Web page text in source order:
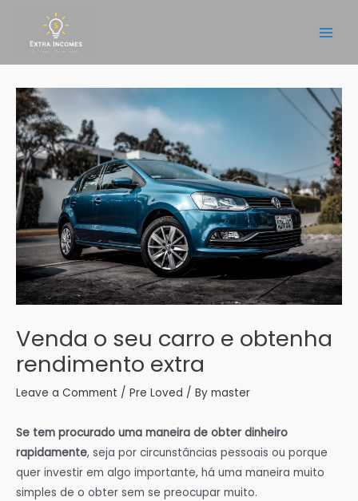
content
Venda o seu carro e obtenha
rendimento extra
Leave a Comment / Pre Loved / By master
Se tem procurado uma maneira de obter dinheiro
rapidamente, seja por circunstâncias pessoais ou porque
quer investir em algo importante, há uma maneira muito
simples de o obter sem se preocupar muito.